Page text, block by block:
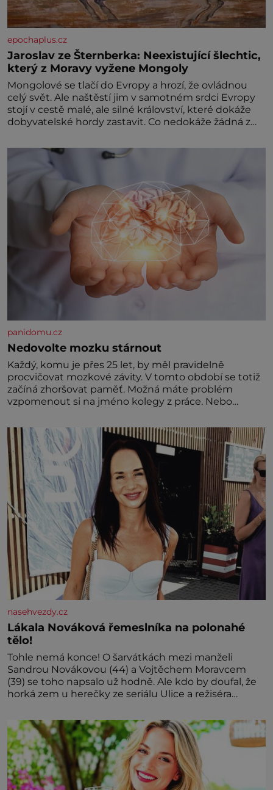
epochaplus.cz
Jaroslav ze Šternberka: Neexistující šlechtic,
který z Moravy vyžene Mongoly
Mongolové se tlačí do Evropy a hrozí, že ovládnou
celý svět. Ale naštěstí jim v samotném srdci Evropy
stojí v cestě malé, ale silné království, které dokáže
dobyvatelské hordy zastavit. Co nedokáže žádná z
král. Nebo že by ne? Mongolové od roku 1223
postupují podél Kaspického a Azovského moře,
panidomu.cz
Nedovolte mozku stárnout
Každý, komu je přes 25 let, by měl pravidelně
procvičovat mozkové závity. V tomto období se totiž
začíná zhoršovat paměť. Možná máte problém
vzpomenout si na jméno kolegy z práce. Nebo
nedávno přečetli. Je to opravdu tak, s věkem jako
kdyby se paměť rozhodla stávkovat. Cvičte
nasehvezdy.cz
Lákala Nováková řemeslníka na polonahé
tělo!
Tohle nemá konce! O šarvátkách mezi manželi
Sandrou Novákovou (44) a Vojtěchem Moravcem
(39) se toho napsalo už hodně. Ale kdo by doufal, že
horká zem u herečky ze seriálu Ulice a režiséra